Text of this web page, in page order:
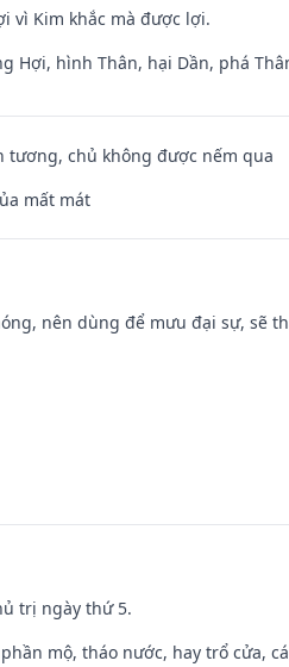
vì Kim khắc mà được lợi.
Hợi, hình Thân, hại Dần, phá
tương, chủ không được nếm qua
mất mát
nên dùng để mưu đại sự, sẽ
trị ngày thứ 5.
mộ, tháo nước, hay trổ cửa,